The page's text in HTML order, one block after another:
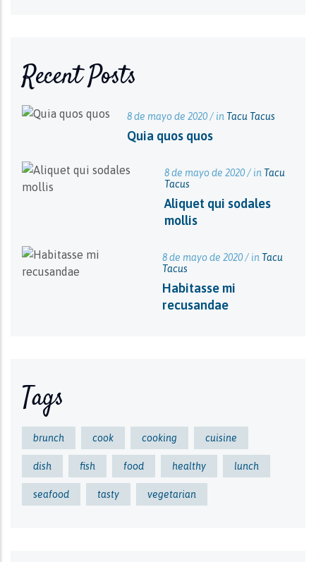
Recent Posts
8 de mayo de 2020 / in Tacu Tacus
Quia quos quos
8 de mayo de 2020 / in Tacu
Tacus
Aliquet qui sodales
mollis
8 de mayo de 2020 / in Tacu
Tacus
Habitasse mi
recusandae
Tags
brunch cook cooking cuisine
dish fish food healthy lunch
seafood tasty vegetarian